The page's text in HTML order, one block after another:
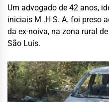
Um advogado de 42 anos,
iniciais M .H S. A. foi preso
da ex-noiva, na zona rural
São Luís.